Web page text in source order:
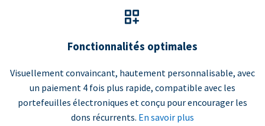
Fonctionnalités optimales
Visuellement convaincant, hautement personnalisable, avec
un paiement 4 fois plus rapide, compatible avec les
portefeuilles électroniques et conçu pour encourager les
dons récurrents. En savoir plus